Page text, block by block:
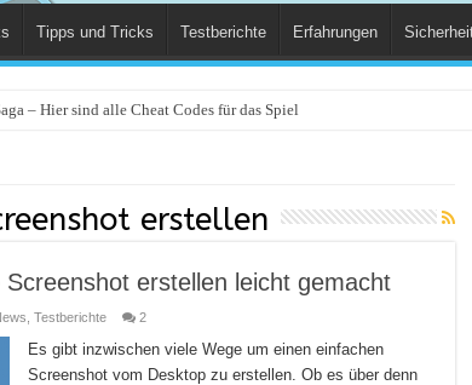
Tipps und Tricks Testberichte Erfahrungen
– Hier sind alle Cheat Codes für das Spiel
erstellen
erstellen leicht gemacht
Testberichte 2
Es gibt inzwischen viele Wege um einen einfachen
Screenshot vom Desktop zu erstellen. Ob es über denn